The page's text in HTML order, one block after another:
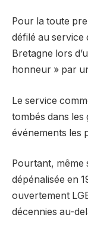
Pour la toute
défilé au service
Bretagne lors
honneur » par
Le service
tombés dans les
événements les
Pourtant, même
dépénalisée en
ouvertement
décennies au-